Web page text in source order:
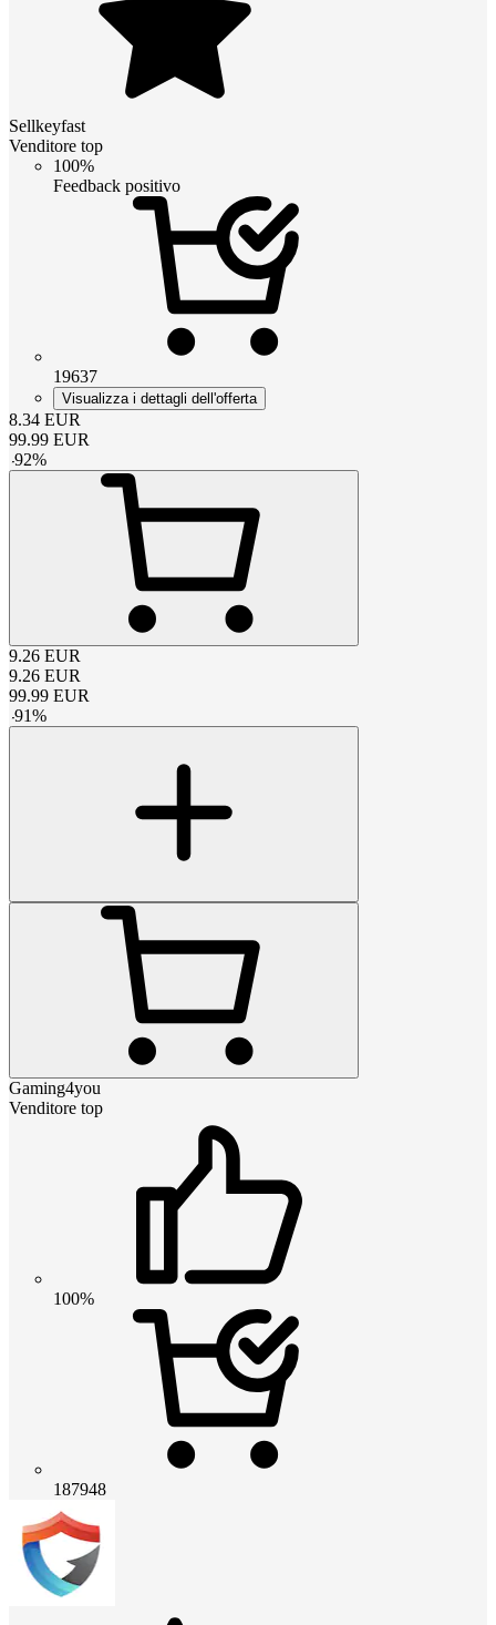
Sellkeyfast
Venditore top
100%
Feedback positivo
19637
Visualizza i dettagli dell'offerta
8.34 EUR
99.99 EUR
-92%
9.26 EUR
9.26 EUR
99.99 EUR
-91%
Gaming4you
Venditore top
100%
187948